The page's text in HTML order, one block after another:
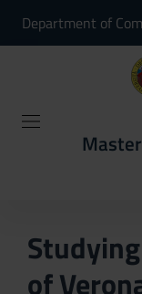
Department of
of